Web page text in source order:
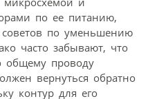
по ее питанию,
по уменьшению
часто забывают, что
общему проводу
вернуться обратно
контур для его